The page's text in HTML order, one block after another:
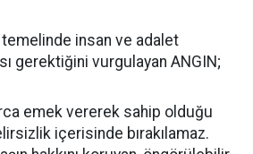
temelinde insan ve adalet
gerektiğini vurgulayan ANGIN;
emek vererek sahip olduğu
içerisinde bırakılamaz.